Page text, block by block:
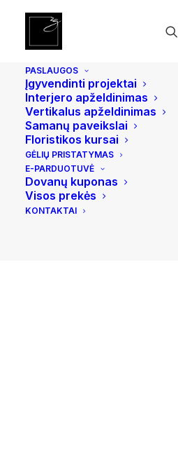
PASLAUGOS
Įgyvendinti projektai
Interjero apželdinimas
Vertikalus apželdinimas
Samanų paveikslai
Floristikos kursai
GĖLIŲ PRISTATYMAS
E-PARDUOTUVĖ
Dovanų kuponas
Visos prekės
KONTAKTAI
Pradžia Šviesių
AKCIJA!